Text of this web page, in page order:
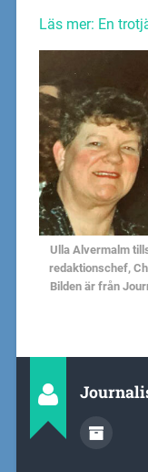
Läs mer: En
Ulla Alvermalm
redaktionschef,
Bilden är från